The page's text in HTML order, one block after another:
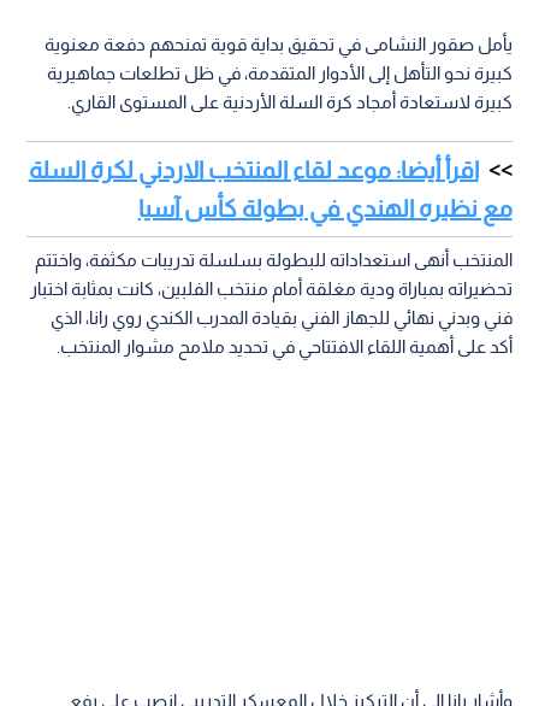
يأمل صقور النشامى في تحقيق بداية قوية تمنحهم دفعة معنوية
كبيرة نحو التأهل إلى الأدوار المتقدمة، في ظل تطلعات جماهيرية
كبيرة لاستعادة أمجاد كرة السلة الأردنية على المستوى القاري.
اقرأ أيضا: موعد لقاء المنتخب الاردني لكرة السلة
مع نظيره الهندي في بطولة كأس آسيا
المنتخب أنهى استعداداته للبطولة بسلسلة تدريبات مكثفة، واختتم
تحضيراته بمباراة ودية مغلقة أمام منتخب الفلبين، كانت بمثابة اختبار
فني وبدني نهائي للجهاز الفني بقيادة المدرب الكندي روي رانا، الذي
أكد على أهمية اللقاء الافتتاحي في تحديد ملامح مشوار المنتخب.
وأشار رانا إلى أن التركيز خلال المعسكر التدريبي انصب على رفع